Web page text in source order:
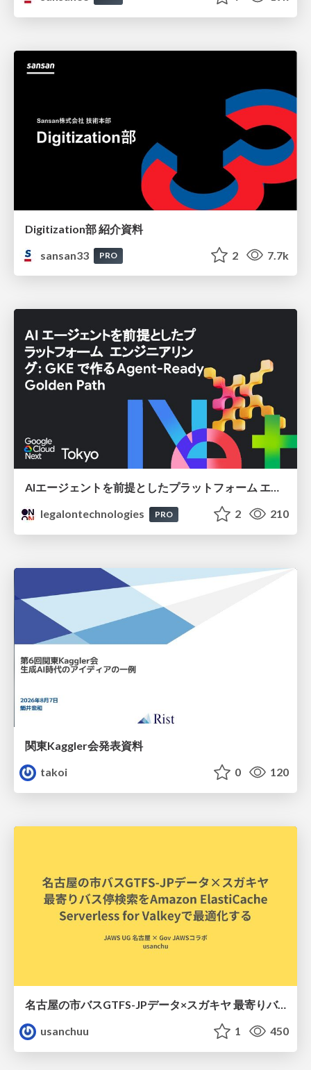
Digitization部 紹介資料
sansan33
PRO 2 7.7k
AIエージェントを前提としたプラットフォーム エンジニアリング：GKEで作るAgent-Ready Golden Path
legalontechnologies
PRO 2 210
関東Kaggler会発表資料
takoi
0 120
名古屋の市バスGTFS-JPデータ×スガキヤ 最寄りバス停検索をAmazon ElastiCache Serverless for Valkeyで最適化する
usanchuu
1 450